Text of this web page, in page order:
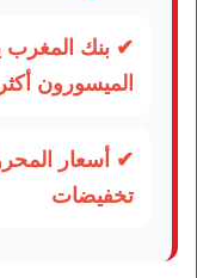
✔ بنك المغرب
الميسورون أكثر
✔ أسعار
تخفيضات